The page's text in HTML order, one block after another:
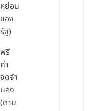
หย่อน
ของ
รัฐ)
ฟรี
ค่า
จดจำ
นอง
(ตาม